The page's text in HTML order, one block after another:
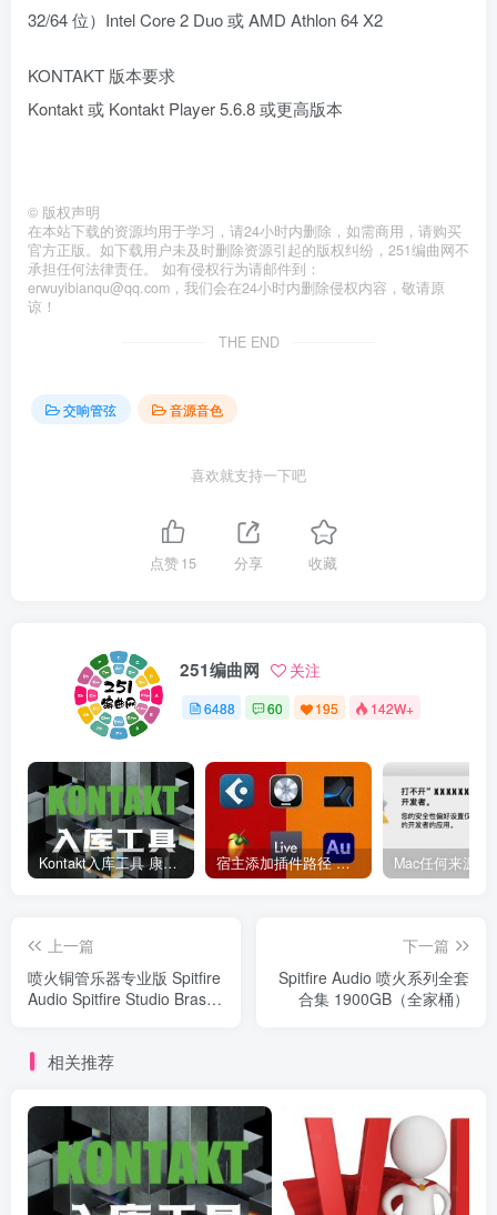
32/64 位）Intel Core 2 Duo 或 AMD Athlon 64 X2
KONTAKT 版本要求
Kontakt 或 Kontakt Player 5.6.8 或更高版本
© 版权声明
在本站下载的资源均用于学习，请24小时内删除，如需商用，请购买
官方正版。如下载用户未及时删除资源引起的版权纠纷，251编曲网不
承担任何法律责任。 如有侵权行为请邮件到：
erwuyibianqu@qq.com，我们会在24小时内删除侵权内容，敬请原
谅！
THE END
交响管弦 音源音色
喜欢就支持一下吧
点赞15 分享 收藏
251编曲网 关注
6488 60 195 142W+
Kontakt入库工具 康泰克入库教程 宿主添加插件路径 插件路径设置 VSTPlugins路径
上一篇
喷火铜管乐器专业版 Spitfire
Audio Spitfire Studio Brass
下一篇
Spitfire Audio 喷火系列全套
合集 1900GB（全家桶）
相关推荐